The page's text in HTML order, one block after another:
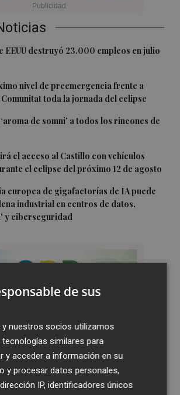
EEUU destruyó 23.000 empleos en julio
nivel de preemergencia frente a
toda la jornada del eclipse
de somni’ a todos los rincones de
el acceso al Castillo con vehículos
el eclipse del próximo 12 de agosto
europea de gigafactorías de IA puede
industrial en centros de datos,
y ciberseguridad
de sus
nuestros socios utilizamos
similares para
y acceder a información en su
y procesar datos personales,
IP, identificadores únicos